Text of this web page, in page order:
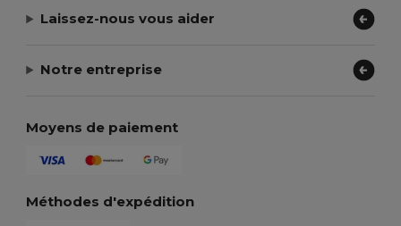
Laissez-nous vous aider
Notre entreprise
Moyens de paiement
Méthodes d'expédition